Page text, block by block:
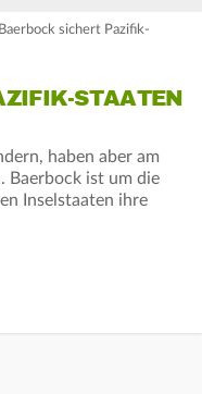
sichert Pazifik-
STAATEN
haben aber am
Baerbock ist um die
Inselstaaten ihre